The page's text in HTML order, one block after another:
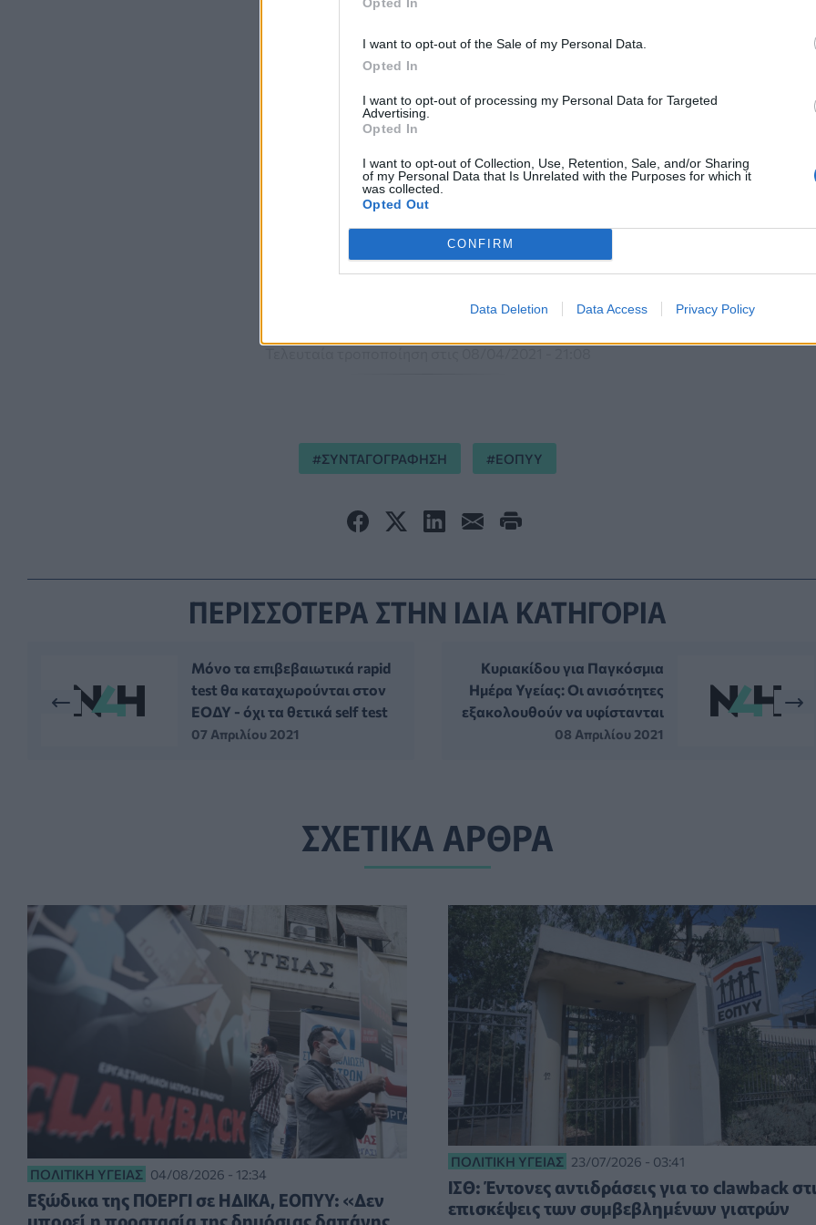
I want to opt-out of the Sale of my Personal Data.
Opted In
I want to opt-out of processing my Personal Data for Targeted
Advertising.
Opted In
I want to opt-out of Collection, Use, Retention, Sale, and/or Sharing
of my Personal Data that Is Unrelated with the Purposes for which it
was collected.
Opted Out
CONFIRM
Data Deletion Data Access Privacy Policy
ΣΥΝΤΑΓΟΓΡΑΦΗΣΗ ΕΟΠΥΥ
ΠΕΡΙΣΣΟΤΕΡΑ ΣΤΗΝ ΙΔΙΑ ΚΑΤΗΓΟΡΙΑ
Mόνο τα επιβεβαιωτικά rapid
test θα καταχωρούνται στον
ΕΟΔΥ - όχι τα θετικά self test
07 Απριλίου 2021
Κυριακίδου για Παγκόσμια
Ημέρα Υγείας: Οι ανισότητες
εξακολουθούν να υφίστανται
08 Απριλίου 2021
ΣΧΕΤΙΚΑ ΑΡΘΡΑ
ΠΟΛΙΤΙΚΉ ΥΓΕΊΑΣ 04/08/2026 - 12:34
Εξώδικα της ΠΟΕΡΓΙ σε ΗΔΙΚΑ, ΕΟΠΥΥ: «Δεν
ΠΟΛΙΤΙΚΉ ΥΓΕΊΑΣ 23/07/2026 - 03:41
ΙΣΘ: Έντονες αντιδράσεις για το clawback
επισκέψεις των συμβεβλημένων γιατρών